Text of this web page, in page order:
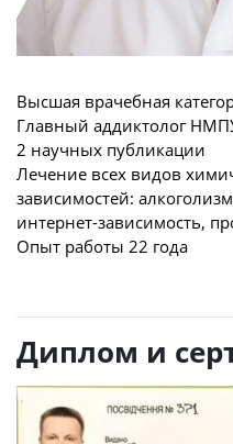
Высшая врачебная
Главный аддиктолог
2 научных публикации
Лечение всех видов
зависимостей:
интернет-зависимость,
Опыт работы 22 года
Диплом и